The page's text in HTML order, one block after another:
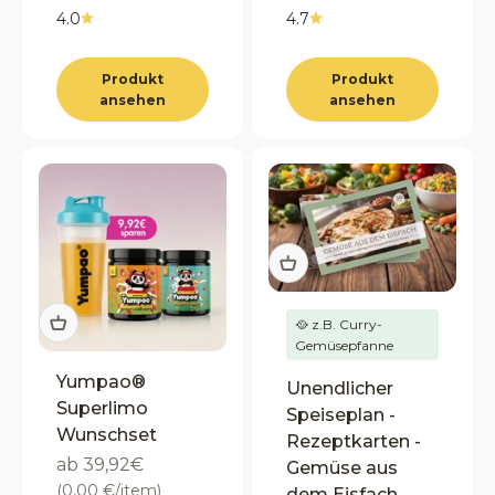
4.0
Produkt
ansehen
4.7
Produkt
ansehen
Yumpao®
Superlimo
Wunschset
Angebot
ab 39,92€
(0,00 €/item)
🥘 z.B. Curry-
Gemüsepfanne
Unendlicher
Speiseplan -
Rezeptkarten -
Gemüse aus